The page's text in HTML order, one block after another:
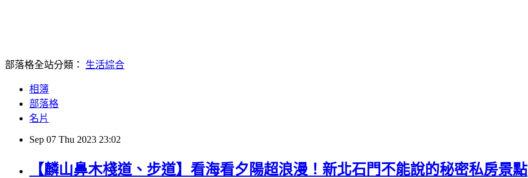
部落格全站分類： 生活綜合
相簿
部落格
名片
Sep 07 Thu 2023 23:02
【麟山鼻木棧道、步道】看海看夕陽超浪漫！新北石門不能說的秘密私房景點